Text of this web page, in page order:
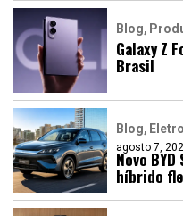
Blog
Galaxy Z
Brasil
Blog
agosto 7,
Novo
híbrido